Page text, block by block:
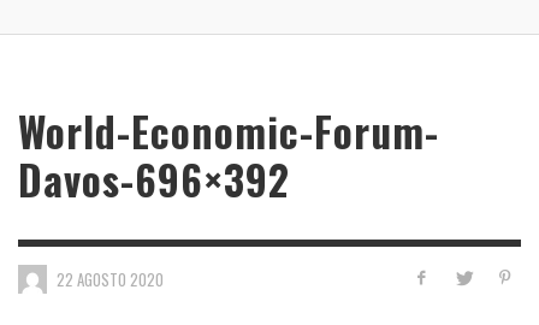
World-Economic-Forum-
Davos-696×392
22 AGOSTO 2020